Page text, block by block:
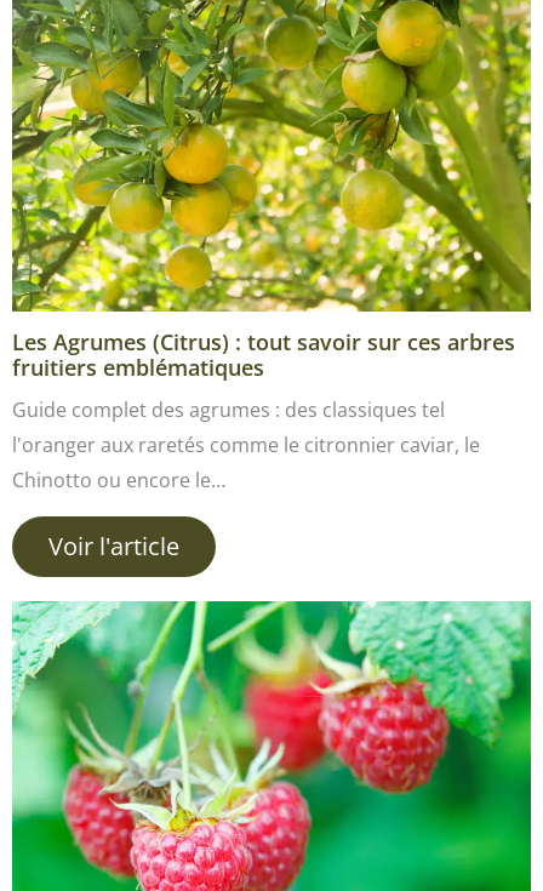
Les Agrumes (Citrus) : tout savoir sur ces arbres
fruitiers emblématiques
Guide complet des agrumes : des classiques tel
l'oranger aux raretés comme le citronnier caviar, le
Chinotto ou encore le…
Voir l'article